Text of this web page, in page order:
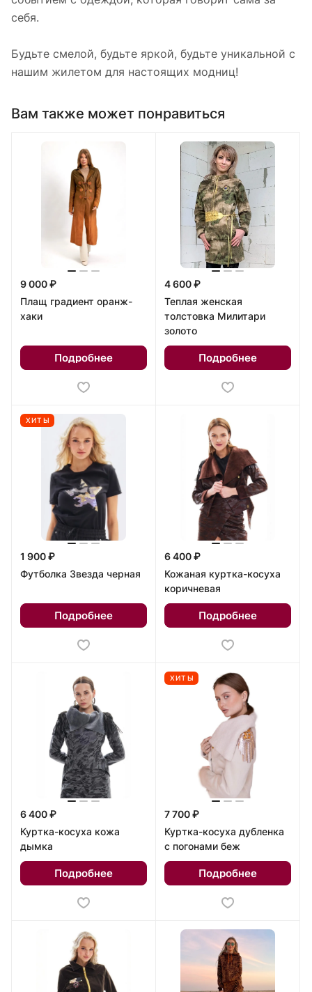
себя.
Будьте смелой, будьте яркой, будьте уникальной с
нашим жилетом для настоящих модниц!
Вам также может понравиться
9 000 ₽
Плащ градиент оранж-
хаки
Подробнее
4 600 ₽
Теплая женская
толстовка Милитари
золото
Подробнее
ХИТЫ
1 900 ₽
Футболка Звезда черная
Подробнее
6 400 ₽
Кожаная куртка-косуха
коричневая
Подробнее
6 400 ₽
Куртка-косуха кожа
дымка
Подробнее
ХИТЫ
7 700 ₽
Куртка-косуха дубленка
с погонами беж
Подробнее